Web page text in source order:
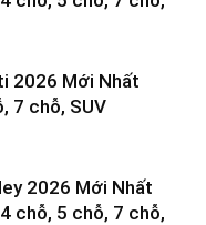
2026 Mới Nhất
7 chỗ, SUV
2026 Mới Nhất
chỗ, 5 chỗ, 7 chỗ,